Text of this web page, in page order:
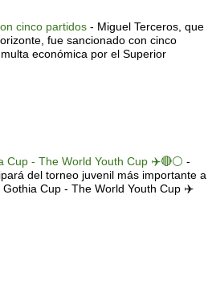
cinco partidos - Miguel Terceros, que
fue sancionado con cinco
económica por el Superior
Cup - The World Youth Cup ✈️🔴⚪️ -
del torneo juvenil más importante a
Cup - The World Youth Cup ✈️